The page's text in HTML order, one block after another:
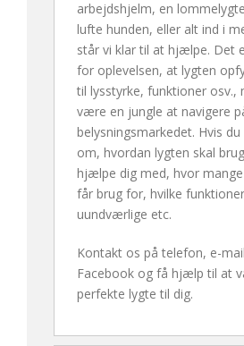
arbejdshjelm, en
lufte hunden, eller alt ind i
står vi klar til at hjælpe. Det
for oplevelsen, at lygten
til lysstyrke, funktioner osv.,
være en jungle at navigere
belysningsmarkedet. Hvis
om, hvordan lygten skal
hjælpe dig med, hvor
får brug for, hvilke
uundværlige etc.
Kontakt os på telefon, e-
Facebook og få hjælp til at
perfekte lygte til dig.